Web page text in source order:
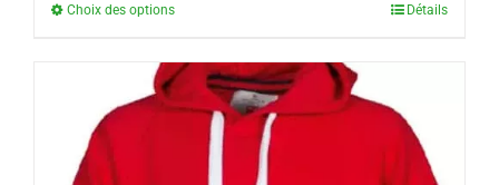
Choix des options Détails